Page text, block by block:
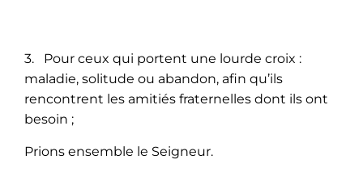
3. Pour ceux qui portent une lourde croix :
maladie, solitude ou abandon, afin qu’ils
rencontrent les amitiés fraternelles dont ils ont
besoin ;
Prions ensemble le Seigneur.